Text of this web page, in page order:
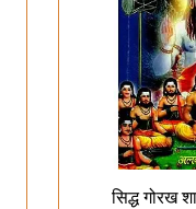
सिद्ध गोरख